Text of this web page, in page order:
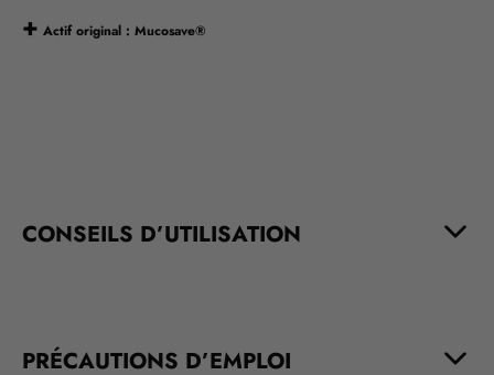
+ Actif original : Mucosave®
CONSEILS D’UTILISATION
PRÉCAUTIONS D’EMPLOI